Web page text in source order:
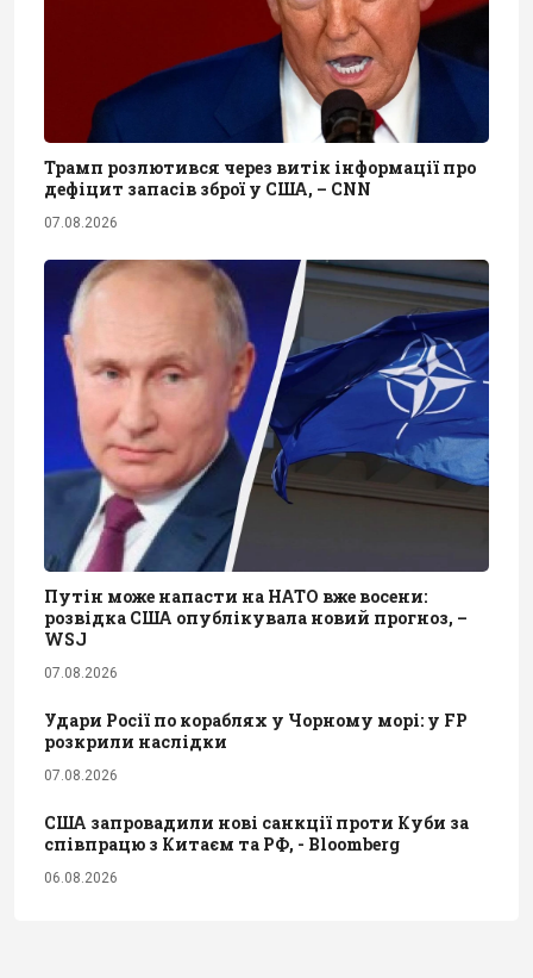
Трамп розлютився через витік інформації про
дефіцит запасів зброї у США, – CNN
07.08.2026
Путін може напасти на НАТО вже восени:
розвідка США опублікувала новий прогноз, –
WSJ
07.08.2026
Удари Росії по кораблях у Чорному морі: у FP
розкрили наслідки
07.08.2026
США запровадили нові санкції проти Куби за
співпрацю з Китаєм та РФ, - Bloomberg
06.08.2026